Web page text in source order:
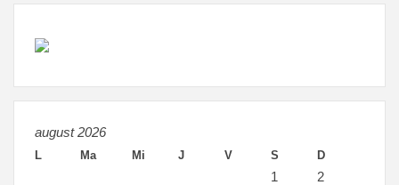
august 2026
L Ma Mi J V S D
1
2